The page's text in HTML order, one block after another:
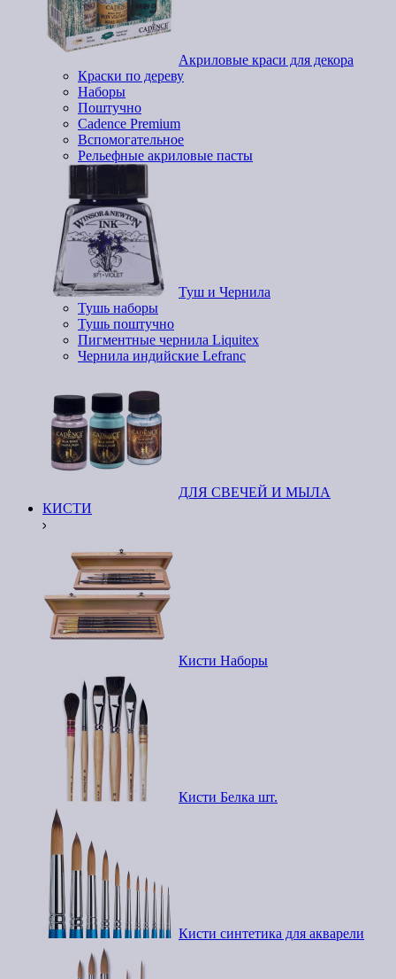
Акриловые краси для декора
Краски по дереву
Наборы
Поштучно
Cadence Premium
Вспомогательное
Рельефные акриловые пасты
Туш и Чернила
Тушь наборы
Тушь поштучно
Пигментные чернила Liquitex
Чернила индийские Lefranc
ДЛЯ СВЕЧЕЙ И МЫЛА
КИСТИ
Кисти Наборы
Кисти Белка шт.
Кисти синтетика для акварели